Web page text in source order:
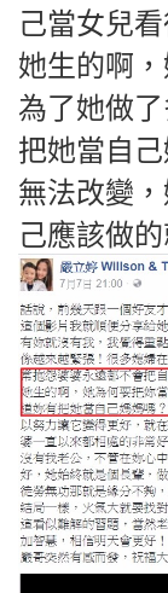
己當女兒
她生的啊
為了她做
把她當自
無法改變
己應該做的